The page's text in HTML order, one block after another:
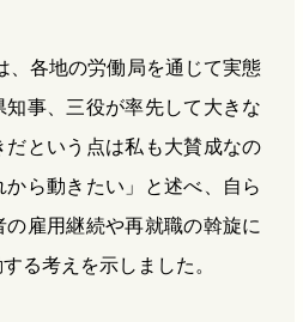
、各地の労働局を通じて実態
事、三役が率先して大きな
という点は私も大賛成なの
ら動きたい」と述べ、自ら
雇用継続や再就職の斡旋に
る考えを示しました。